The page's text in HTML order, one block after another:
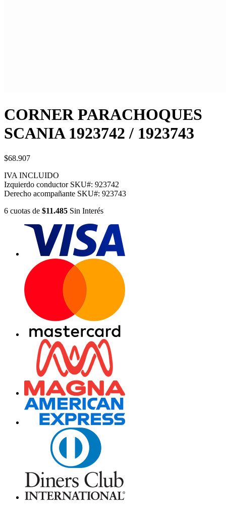
CORNER PARACHOQUES
SCANIA 1923742 / 1923743
$68.907
IVA INCLUIDO
Izquierdo conductor SKU#: 923742
Derecho acompañante SKU#: 923743
6 cuotas de $11.485 Sin Interés